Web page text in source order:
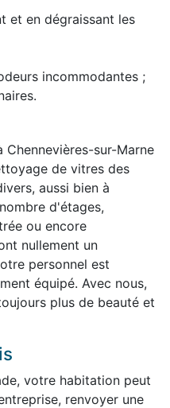
et en dégraissant les
incommodantes ;
sur-Marne
de vitres des
aussi bien à
d'étages,
ou encore
nullement un
personnel est
équipé. Avec nous,
plus de beauté et
votre habitation peut
renvoyer une